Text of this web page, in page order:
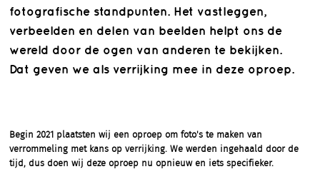
fotografische standpunten. Het vastleggen,
verbeelden en delen van beelden helpt ons de
wereld door de ogen van anderen te bekijken.
Dat geven we als verrijking mee in deze oproep.
Begin 2021 plaatsten wij een oproep om foto's te maken van
verrommeling met kans op verrijking. We werden ingehaald door de
tijd, dus doen wij deze oproep nu opnieuw en iets specifieker.